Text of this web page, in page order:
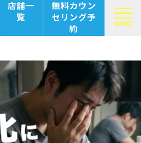
店舗一
覧
無料カウン
セリング予
約
MENU